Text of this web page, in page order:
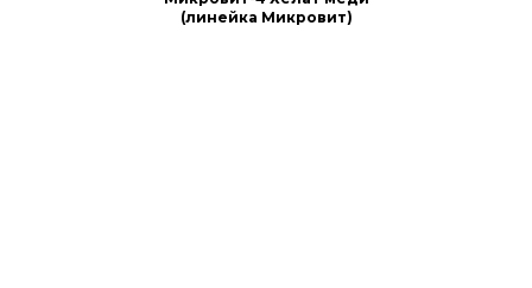
(линейка Микровит)